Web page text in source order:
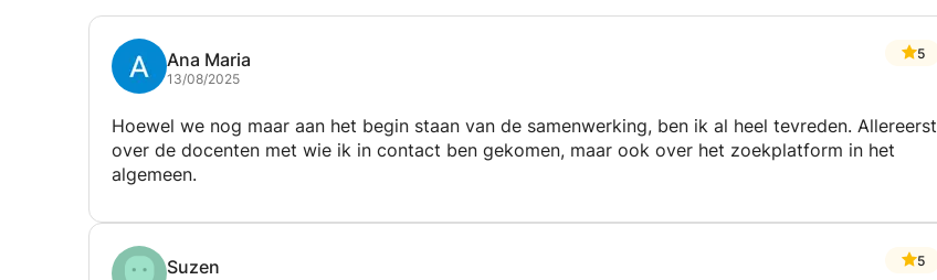
Ana Maria
13/08/2025
5
Hoewel we nog maar aan het begin staan van de samenwerking, ben ik al heel tevreden. Allereerst
over de docenten met wie ik in contact ben gekomen, maar ook over het zoekplatform in het
algemeen.
Suzen 5